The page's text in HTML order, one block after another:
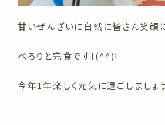
甘いぜんざいに自然に皆さん笑顔
ぺろりと完食です!(^^)!
今年1年楽しく元気に過ごしましょ